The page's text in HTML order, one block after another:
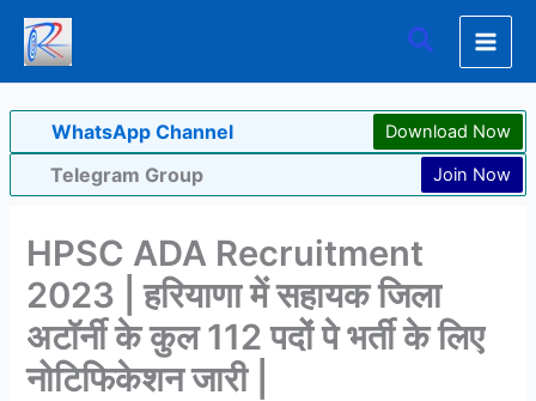
Skip
content
Search
WhatsApp Channel Download Now
Telegram Group Join Now
HPSC ADA Recruitment
2023 | हरियाणा में सहायक जिला
अटॉर्नी के कुल 112 पदों पे भर्ती के लिए
नोटिफिकेशन जारी |